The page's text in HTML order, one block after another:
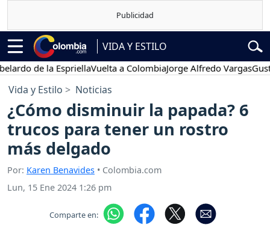
VIDA Y ESTILO
de la EspriellaVuelta a ColombiaJorge Alfredo VargasGustavo
Vida y Estilo Noticias
¿Cómo disminuir la papada? 6
trucos para tener un rostro
más delgado
Por: Karen Benavides • Colombia.com
Lun, 15 Ene 2024 1:26 pm
Comparte en: